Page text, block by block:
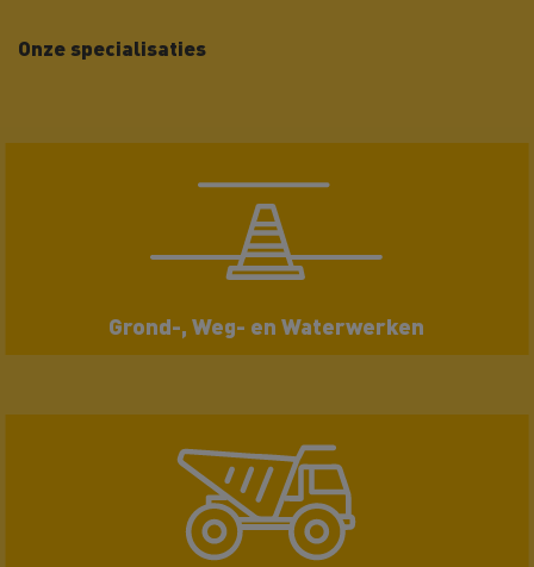
Onze specialisaties
Grond-, Weg- en Waterwerken